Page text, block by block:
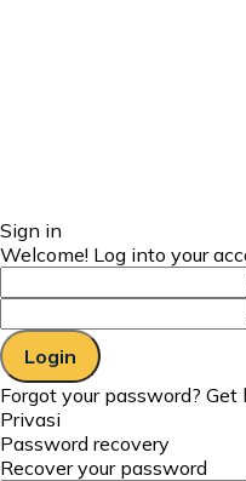
Sign in
Welcome! Log into your
Forgot your password? Get
Privasi
Password recovery
Recover your password